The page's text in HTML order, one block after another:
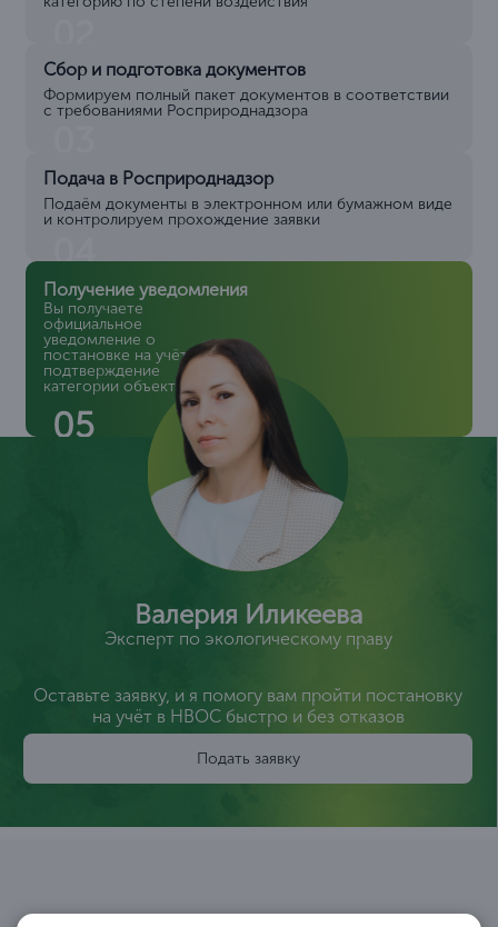
Сбор и подготовка документов
Формируем полный пакет документов в соответствии
с требованиями Росприроднадзора
Подача в Росприроднадзор
Подаём документы в электронном или бумажном виде
и контролируем прохождение заявки
04
Получение уведомления
Вы получаете
официальное
уведомление о
постановке на учёт и
подтверждение
категории объекта
05
Валерия Иликеева
Эксперт по экологическому праву
Оставьте заявку, и я помогу вам пройти постановку
на учёт в НВОС быстро и без отказов
Подать заявку